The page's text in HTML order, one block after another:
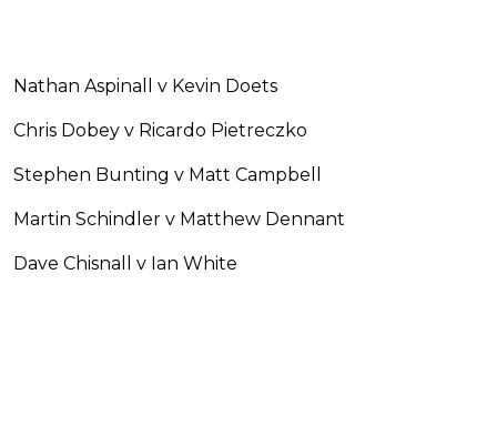
Nathan Aspinall v Kevin Doets
Chris Dobey v Ricardo Pietreczko
Stephen Bunting v Matt Campbell
Martin Schindler v Matthew Dennant
Dave Chisnall v Ian White